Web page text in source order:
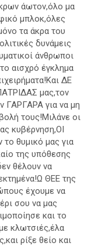
άωτον,όλο μα
μπλοκ,όλες
τα άκρα του
δυνάμεις
άνθρωποι
αισχρό έγκλημα
ΔΕ
μας,τον
ΓΑΡΓΑΡΑ για να μη
τους!Μιλάνε οι
κυβέρνηση,ΟΙ
θυμικό μας για
της υπόθεσης
θέλουν να
ΘΕΕ της
έχουμε να
σου να μας
και το
κλωτσιές,έλα
ρίξε θείο και